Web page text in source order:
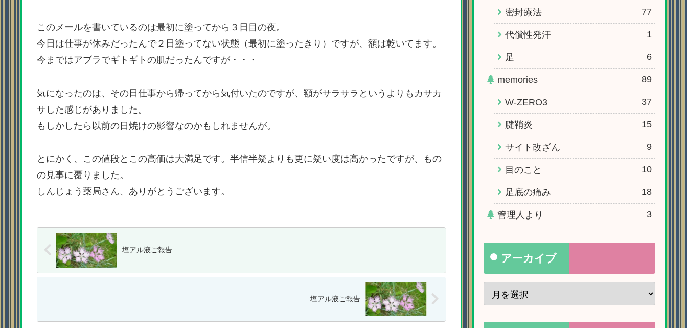
このメールを書いているのは最初に塗ってから３日目の夜。
今日は仕事が休みだったんで２日塗ってない状態（最初に塗ったきり）ですが、額は乾いてます。
今まではアブラでギトギトの肌だったんですが・・・
気になったのは、その日仕事から帰ってから気付いたのですが、額がサラサラというよりもカサカ
サした感じがありました。
もしかしたら以前の日焼けの影響なのかもしれませんが。
とにかく、この値段とこの高価は大満足です。半信半疑よりも更に疑い度は高かったですが、もの
の見事に覆りました。
しんじょう薬局さん、ありがとうございます。
塩アル液ご報告
塩アル液ご報告
密封療法 77
代償性発汗 1
足 6
memories 89
W-ZERO3 37
腱鞘炎 15
サイト改ざん 9
目のこと 10
足底の痛み 18
管理人より 3
アーカイブ